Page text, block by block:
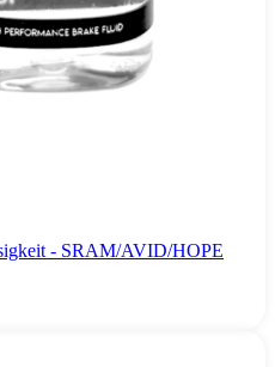
- SRAM/AVID/HOPE